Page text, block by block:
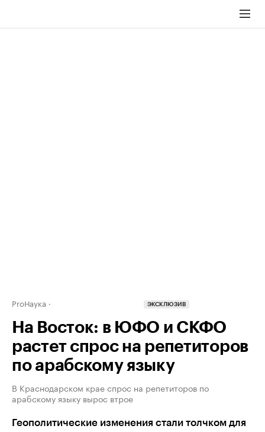
ProНаука ЭКСКЛЮЗИВ
На Восток: в ЮФО и СКФО
растет спрос на репетиторов
по арабскому языку
В Краснодарском крае спрос на репетиторов по
арабскому языку вырос втрое
Геополитические изменения стали толчком для